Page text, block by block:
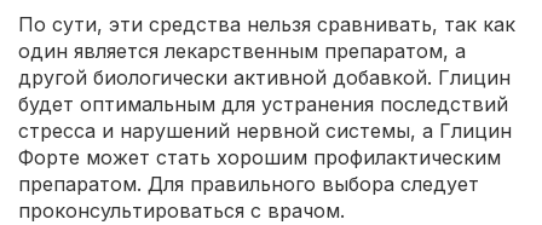
По сути, эти средства нельзя сравнивать, так как
один является лекарственным препаратом, а
другой биологически активной добавкой. Глицин
будет оптимальным для устранения последствий
стресса и нарушений нервной системы, а Глицин
Форте может стать хорошим профилактическим
препаратом. Для правильного выбора следует
проконсультироваться с врачом.